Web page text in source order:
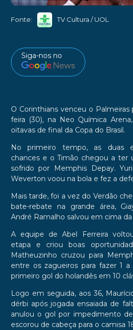
Fonte: TV Cultura / UOL
Siga-nos no
O Corinthians venceu o
feira (30), na Neo Química
oitavas de final da Copa do Brasil.
No primeiro tempo, as duas
chances e o Timão chegou a ter
sofrido por Memphis Depay.
Weverton voou na bola e fez a
Mais tarde, foi a vez do Verdão
bate-rebate na grande área,
André Ramalho salvou em cima da
A equipe de Abel Ferreira
etapa e criou boas
Matheuzinho cruzou para
entre os zagueiros para fazer 1
primeiro gol do holandês em 10
Logo em seguida, aos 36,
dérbi após jogada ensaiada de
anulou o gol por impedimento
escorou de cabeça para o camisa